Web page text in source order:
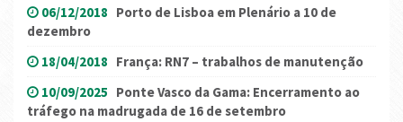
06/12/2018 Porto de Lisboa em Plenário a 10 de
dezembro
18/04/2018 França: RN7 – trabalhos de manutenção
10/09/2025 Ponte Vasco da Gama: Encerramento ao
tráfego na madrugada de 16 de setembro